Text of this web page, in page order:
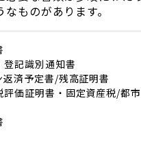
ものがあります。
登記識別通知書
返済予定書/残高証明書
評価証明書・固定資産税/都